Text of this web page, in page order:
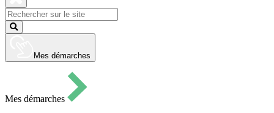
ouvrir
le
formulaire
Fermer
la
recherche
Lancer
la
Mes démarches
Mes démarches